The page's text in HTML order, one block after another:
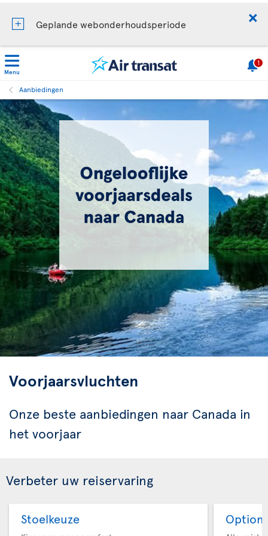
Geplande webonderhoudsperiode
Menu
1
Aanbiedingen
Voorjaarsvluchten
Onze beste aanbiedingen naar Canada in
het voorjaar
Verbeter uw reiservaring
Stoelkeuze Option